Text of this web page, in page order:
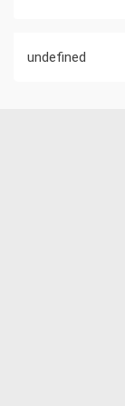
undefined
Đa dạng màu